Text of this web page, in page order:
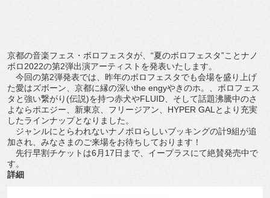
京都の音楽フェス・ボロフェスタが、“夏のボロフェスタ”ことナノ
ボロ2022の第2弾出演アーティストを発表いたします。
今回の第2弾発表では、昨年のボロフェスタでも会場を盛り上げ
た愛はズボーン、京都に縁の深いthe engyやきのホ。、ボロフェス
タと強い繋がり(伝説)を持つ赤犬やFLUID、そして話題沸騰中のさ
よならポエジー、新東京、 フリージアン、HYPER GALとより充実
したラインナップとなりました。
ジャンルにとらわれないナノボロらしいブッキングの計9組が追
加され、みなさまのご来場をお待ちしております！
先行早割チケットは6月17日まで、 イープラスにて絶賛発売中で
す。
詳細